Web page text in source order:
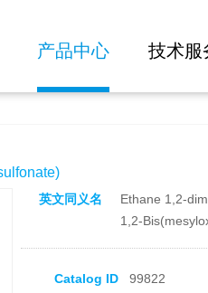
产品中心 技术服
英文同义名
Ethane 1,2-
1,2-
Catalog ID 99822